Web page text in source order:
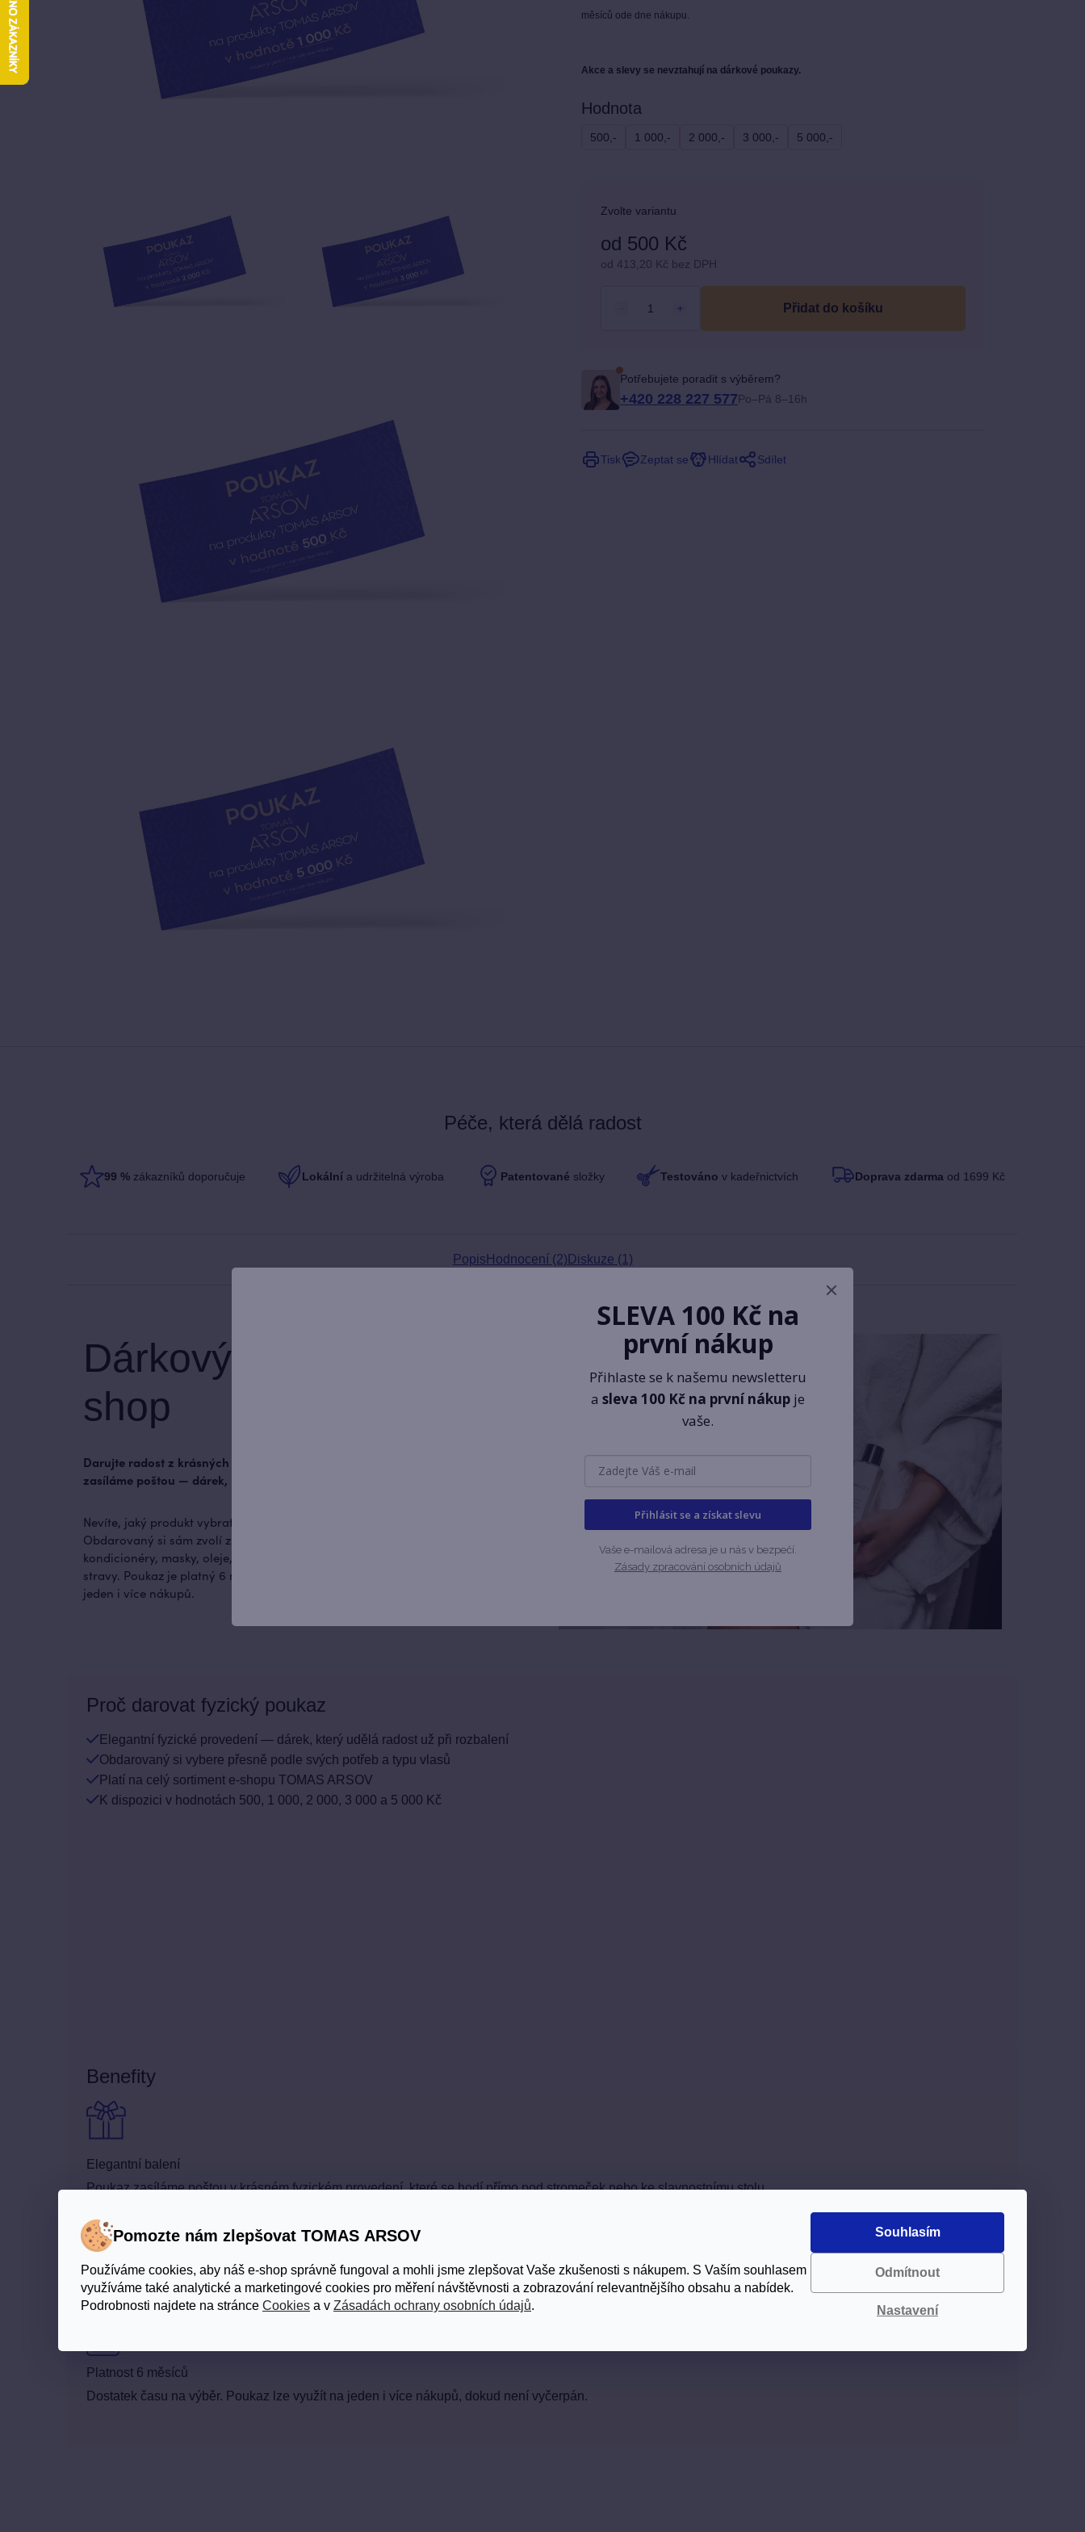
Pomozte nám zlepšovat TOMAS ARSOV
Používáme cookies, aby náš e-shop správně fungoval a mohli jsme zlepšovat Vaše zkušenosti s nákupem. S Vaším souhlasem
využíváme také analytické a marketingové cookies pro měření návštěvnosti a zobrazování relevantnějšího obsahu a nabídek.
Podrobnosti najdete na stránce Cookies a v Zásadách ochrany osobních údajů. Nastavení
Odmítnout
Souhlasím
měsíců ode dne nákupu.
Akce a slevy se nevztahují na dárkové poukazy.
Hodnota
500,- 1 000,- 2 000,- 3 000,- 5 000,-
od 500 Kč
od 413,20 Kč bez DPH
cena:
Zvolte variantu
do košíku
Potřebujete poradit s výběrem?
+420 228 227 577Po–Pá 8–16h
Tisk Zeptat se Hlídat Sdílet
Péče, která dělá radost
99 % zákazníků doporučuje Lokálnía udržitelná výroba Patentované složky Testováno v kadeřnictvích Doprava zdarma od 1699 Kč
Popis Hodnocení (2) Diskuze (1)
Dárkový poukaz na e-
shop
Darujte radost z krásných vlasů v elegantním balení. Fyzický poukaz
zasíláme poštou — dárek, který potěší už při rozbalení.
Nevíte, jaký produkt vybrat? Dárkový poukaz je sázka na jistotu.
Obdarovaný si sám zvolí z celého sortimentu e-shopu — šampony,
kondicionéry, masky, oleje, stylingové přípravky, parfémy i doplňky
stravy. Poukaz je platný 6 měsíců od zakoupení a lze ho uplatnit na
jeden i více nákupů.
Proč darovat fyzický poukaz
Elegantní fyzické provedení — dárek, který udělá radost už při rozbalení
Obdarovaný si vybere přesně podle svých potřeb a typu vlasů
Platí na celý sortiment e-shopu TOMAS ARSOV
K dispozici v hodnotách 500, 1 000, 2 000, 3 000 a 5 000 Kč
Benefity
Elegantní balení
Poukaz zasíláme poštou v krásném fyzickém provedení, které se hodí přímo pod stromeček nebo ke slavnostnímu stolu.
Široký výběr
Více než 100 produktů pro vlasy, pleť i tělo — obdarovaný si vybere přesně to, co potřebuje.
Platnost 6 měsíců
Dostatek času na výběr. Poukaz lze využít na jeden i více nákupů, dokud není vyčerpán.
SLEVA 100 Kč na
první nákup
Přihlaste se k našemu newsletteru
a sleva 100 Kč na první nákup je
vaše.
Přihlásit se a získat slevu
Vaše e-mailová adresa je u nás v bezpečí.
Zásady zpracování osobních údajů